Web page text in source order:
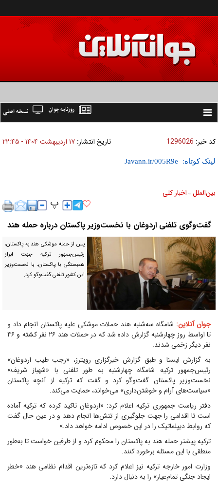
Toggle
نسخه اصلی روزنامه جوان
کد خبر: 1296026 تاریخ انتشار: ۱۷ ارديبهشت ۱۴۰۴ - ۲۲:۴۵
لینک کوتاه:
بين‌الملل » اخبار كلی
گفت‌وگوی تلفنی اردوغان با نخست‌وزیر پاکستان درباره حمله هند
پس از حمله موشکی هند به پاکستان،
رئیس‌جمهور ترکیه جهت ابراز
همبستگی با پاکستان، با نخست‌وزیر
این کشور تلفنی گفت‌و‌گو کرد.
جوان آنلاین: شامگاه سه‌شنبه هند حملات موشکی علیه پاکستان انجام داد و
تا اواسط روز چهارشنبه گزارش داده شد که در حملات هند ۲۶ نفر کشته و ۴۶
نفر دیگر زخمی شدند.
به گزارش ایسنا و طبق گزارش خبرگزاری رویترز، «رجب طیب اردوغان»
رئیس‌جمهور ترکیه شامگاه چهارشنبه به طور تلفنی با «شهباز شریف»
نخست‌وزیر پاکستان گفت‌و‌گو کرد و گفت که ترکیه از آنچه پاکستان
«سیاست‌های آرام و خوشتن‌داری» می‌خواند، حمایت می‌کند.
دفتر ریاست جمهوری ترکیه اعلام کرد: «اردوغان تاکید کرده که ترکیه آماده
است تا اقدامی را جهت جلوگیری از تنش‌ها انجام دهد و در عین حال گفت
که روابط دیپلماتیک را در این خصوص ادامه خواهد داد.»
ترکیه پیشتر حمله هند به پاکستان را محکوم کرد و از طرفین خواست تا به‌طور
منطقی با این مسئله برخورد کنند.
وزارت امور خارجه ترکیه نیز اعلام کرد که تازه‌ترین اقدام نظامی هند «خطر
ایجاد جنگی تمام‌عیار» را به دنبال دارد.